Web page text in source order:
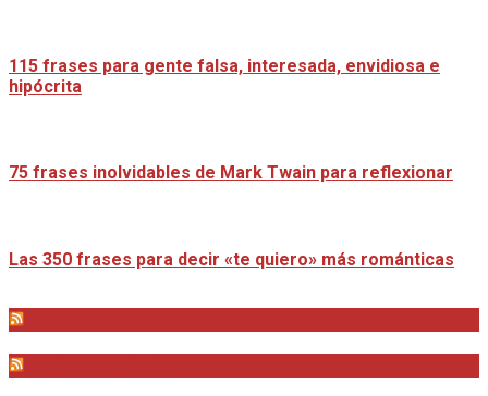
115 frases para gente falsa, interesada, envidiosa e
hipócrita
75 frases inolvidables de Mark Twain para reflexionar
Las 350 frases para decir «te quiero» más románticas